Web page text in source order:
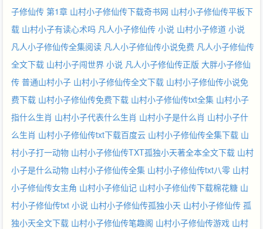
子修仙传 第1章 山村小子修仙传下载奇书网 山村小子修仙传平板下
载 山村小子有读心术吗 凡人小子修仙传 小说 山村小子修道 小说
凡人小子修仙传全集阅读 凡人小子修仙传小说免费 凡人小子修仙传
全文下载 山村小子闯世界 小说 凡人小子修仙传正版 大胖小子修仙
传 普通山村小子 山村小子修仙传全文下载 山村小子修仙传小说免
费下载 山村小子修仙传免费下载 山村小子修仙传txt全集 山村小子
指什么生肖 山村小子代表什么生肖 山村小子是什么肖 山村小子什
么生肖 山村小子修仙传txt下载百度云 山村小子修仙传全集下载 山
村小子打一动物 山村小子修仙传TXT孤独小天著全本全文下载 山村
小子是什么动物 山村小子修仙传全集 山村小子修仙传txt八零 山村
小子修仙传女主角 山村小子修仙记 山村小子修仙传下载棉花糖 山
村小子修仙传txt 小说 山村小子修仙传孤独小天 山村小子修仙传 孤
独小天全文下载 山村小子修仙传笔趣阁 山村小子修仙传游戏 山村